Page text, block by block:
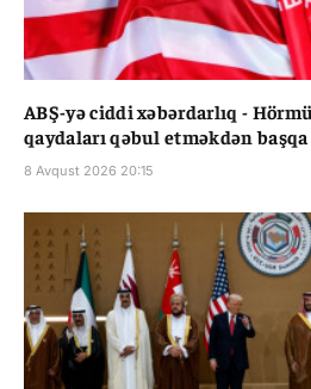
ABŞ-yə ciddi xəbərdarlıq -
qaydaları qəbul etməkdən
8 Avqust 2026 20:15